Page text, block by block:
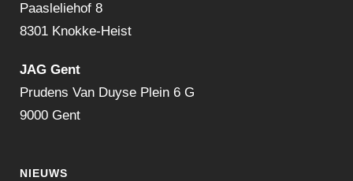
Paasleliehof 8
8301 Knokke-Heist
JAG Gent
Prudens Van Duyse Plein 6 G
9000 Gent
NIEUWS